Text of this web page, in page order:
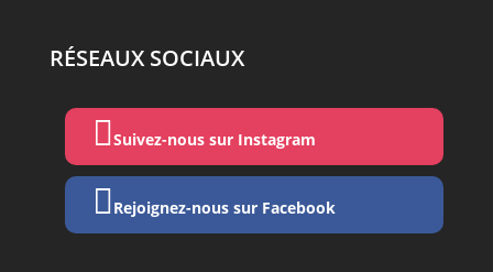
RÉSEAUX SOCIAUX
Suivez-nous sur Instagram
Rejoignez-nous sur Facebook